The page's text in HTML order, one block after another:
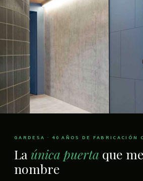
GARDESA · 40 AÑOS DE FABRICACIÓN
La única puerta que
nombre